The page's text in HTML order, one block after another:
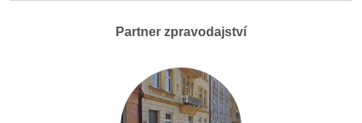
Partner zpravodajství